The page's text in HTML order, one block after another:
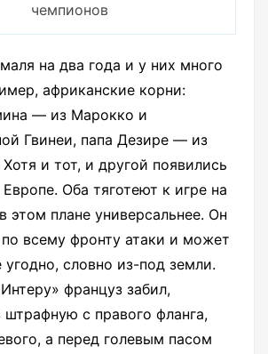
чемпионов
на два года и у них много
африканские корни:
— из Марокко и
Гвинеи, папа Дезире — из
Хотя и тот, и другой появились
Оба тяготеют к игре на
этом плане универсальнее. Он
всему фронту атаки и может
угодно, словно из-под земли.
француз забил,
с правого фланга,
а перед голевым пасом